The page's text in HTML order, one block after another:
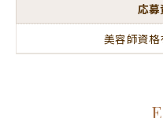
応募
美容師資格